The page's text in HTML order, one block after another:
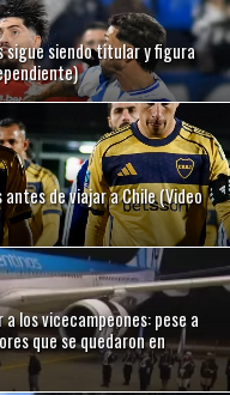
sigue siendo titular y figura
de viajar a Chile (Video
los vicecampeones: pese a
que se quedaron en